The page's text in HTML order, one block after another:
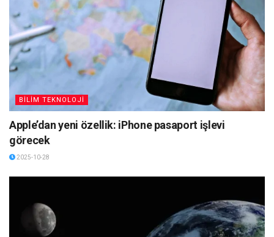
BİLİM TEKNOLOJİ
Apple’dan yeni özellik: iPhone pasaport işlevi
görecek
2025-10-28